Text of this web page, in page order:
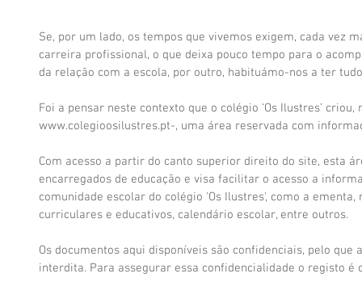
Se, por um lado, os tempos que vivemos exigem, cada vez
carreira profissional, o que deixa pouco tempo para o
da relação com a escola, por outro, habituámo-nos a ter
Foi a pensar neste contexto que o colégio ‘Os Ilustres’ criou,
www.colegioosilustres.pt-, uma área reservada com
Com acesso a partir do canto superior direito do site, esta
encarregados de educação e visa facilitar o acesso a
comunidade escolar do colégio 'Os Ilustres', como a
curriculares e educativos, calendário escolar, entre outros.
Os documentos aqui disponíveis são confidenciais, pelo
interdita. Para assegurar essa confidencialidade o registo é